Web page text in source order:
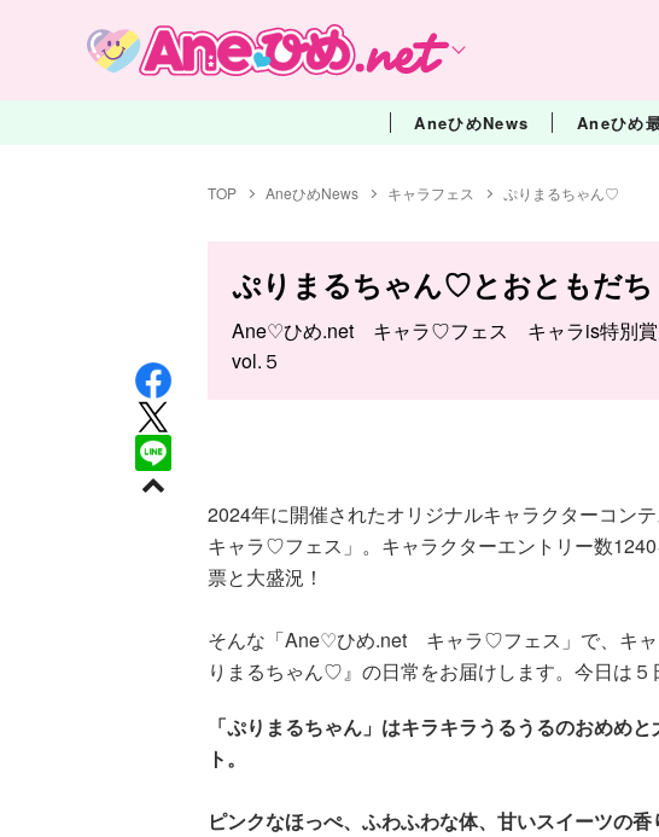
AneひめNews Aneひめ
TOP AneひめNews キャラフェス ぷりまるちゃん♡
ぷりまるちゃん♡とおともだち
Ane♡ひめ.net キャラ♡フェス キャラis特別賞
vol.５
2024年に開催されたオリジナルキャラクターコン
キャラ♡フェス」。キャラクターエントリー数
票と大盛況！
そんな「Ane♡ひめ.net キャラ♡フェス」で、キャ
りまるちゃん♡』の日常をお届けします。今日は５
「ぷりまるちゃん」はキラキラうるうるのおめめ
ト。
ピンクなほっぺ、ふわふわな体、甘いスイーツの